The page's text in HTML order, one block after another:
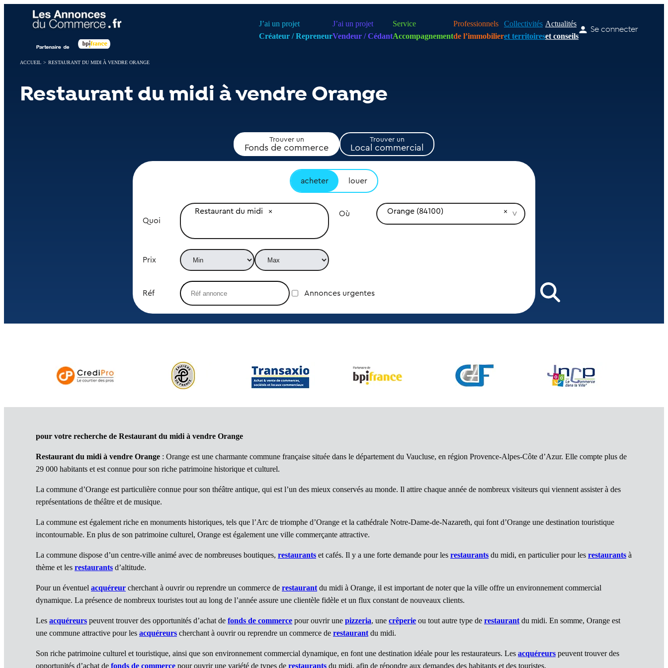
J’ai un projet
Créateur / Repreneur
J’ai un projet
Vendeur / Cédant
Service
Accompagnement
Professionnels
de l’immobilier
Collectivités
et territoires
Actualités
et conseils
Se connecter
ACCUEIL > RESTAURANT DU MIDI À VENDRE ORANGE
Restaurant du midi à vendre Orange
Trouver un
Fonds de commerce
Trouver un
Local commercial
acheter louer
Quoi
Restaurant du midi Où Orange (84100)
Prix
Réf Annonces urgentes
pour votre recherche de Restaurant du midi à vendre Orange
Restaurant du midi à vendre Orange : Orange est une charmante commune française située dans le département du Vaucluse, en région Provence-Alpes-Côte d’Azur. Elle compte plus de
29 000 habitants et est connue pour son riche patrimoine historique et culturel.
La commune d’Orange est particulière connue pour son théâtre antique, qui est l’un des mieux conservés au monde. Il attire chaque année de nombreux visiteurs qui viennent assister à des
représentations de théâtre et de musique.
La commune est également riche en monuments historiques, tels que l’Arc de triomphe d’Orange et la cathédrale Notre-Dame-de-Nazareth, qui font d’Orange une destination touristique
incontournable. En plus de son patrimoine culturel, Orange est également une ville commerçante attractive.
La commune dispose d’un centre-ville animé avec de nombreuses boutiques, restaurants et cafés. Il y a une forte demande pour les restaurants du midi, en particulier pour les restaurants à
thème et les restaurants d’altitude.
Pour un éventuel acquéreur cherchant à ouvrir ou reprendre un commerce de restaurant du midi à Orange, il est important de noter que la ville offre un environnement commercial
dynamique. La présence de nombreux touristes tout au long de l’année assure une clientèle fidèle et un flux constant de nouveaux clients.
Les acquéreurs peuvent trouver des opportunités d’achat de fonds de commerce pour ouvrir une pizzeria, une crêperie ou tout autre type de restaurant du midi. En somme, Orange est
une commune attractive pour les acquéreurs cherchant à ouvrir ou reprendre un commerce de restaurant du midi.
Son riche patrimoine culturel et touristique, ainsi que son environnement commercial dynamique, en font une destination idéale pour les restaurateurs. Les acquéreurs peuvent trouver des
opportunités d’achat de fonds de commerce pour ouvrir une variété de types de restaurants du midi, afin de répondre aux demandes des habitants et des touristes.
Panneau de gestion des cookies